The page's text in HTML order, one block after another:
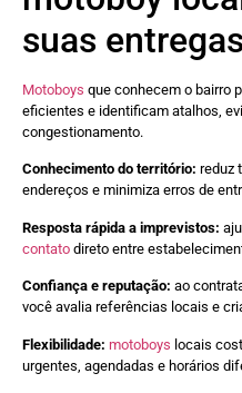
suas entregas
Motoboys que conhecem o bairro
eficientes e identificam atalhos,
congestionamento.
Conhecimento do território: reduz
endereços e minimiza erros de
Resposta rápida a imprevistos:
contato direto entre
Confiança e reputação: ao
você avalia referências locais e
Flexibilidade: motoboys locais
urgentes, agendadas e horários